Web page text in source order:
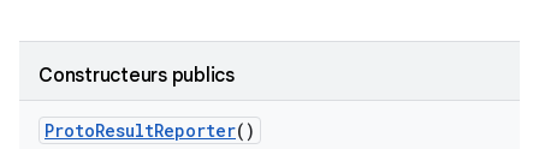
Constructeurs publics
ProtoResultReporter()